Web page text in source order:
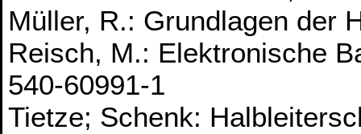
Müller, R.: Grundlagen der
Reisch, M.: Elektronische
540-60991-1
Tietze; Schenk: